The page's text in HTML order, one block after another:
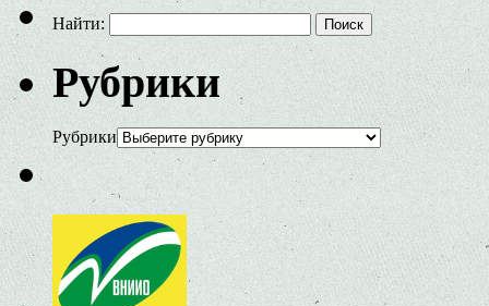
Найти:
Рубрики
Рубрики